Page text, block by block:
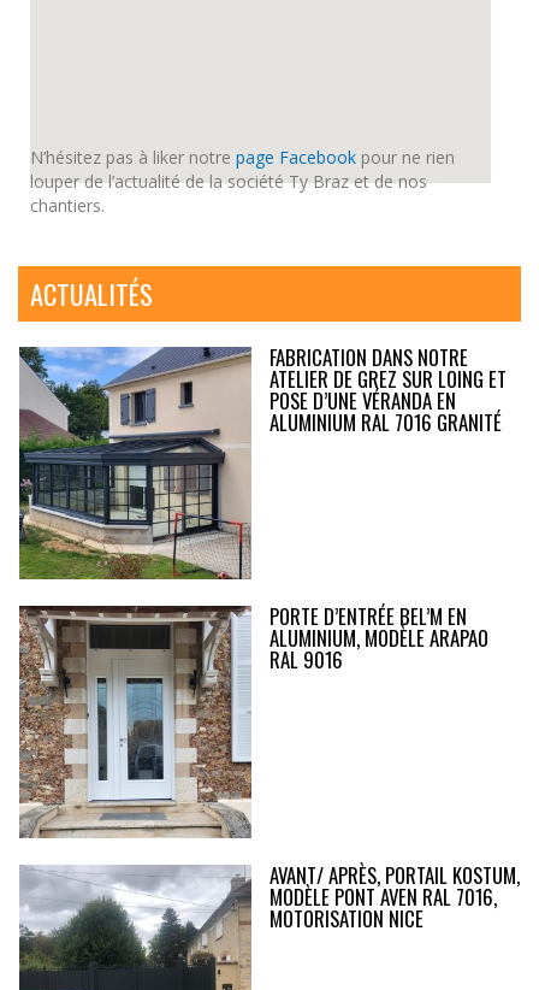
N’hésitez pas à liker notre page Facebook pour ne rien
louper de l’actualité de la société Ty Braz et de nos
chantiers.
ACTUALITÉS
FABRICATION DANS NOTRE
ATELIER DE GREZ SUR LOING ET
POSE D’UNE VÉRANDA EN
ALUMINIUM RAL 7016 GRANITÉ
PORTE D’ENTRÉE BEL’M EN
ALUMINIUM, MODÈLE ARAPAO
RAL 9016
AVANT/ APRÈS, PORTAIL KOSTUM,
MODÈLE PONT AVEN RAL 7016,
MOTORISATION NICE